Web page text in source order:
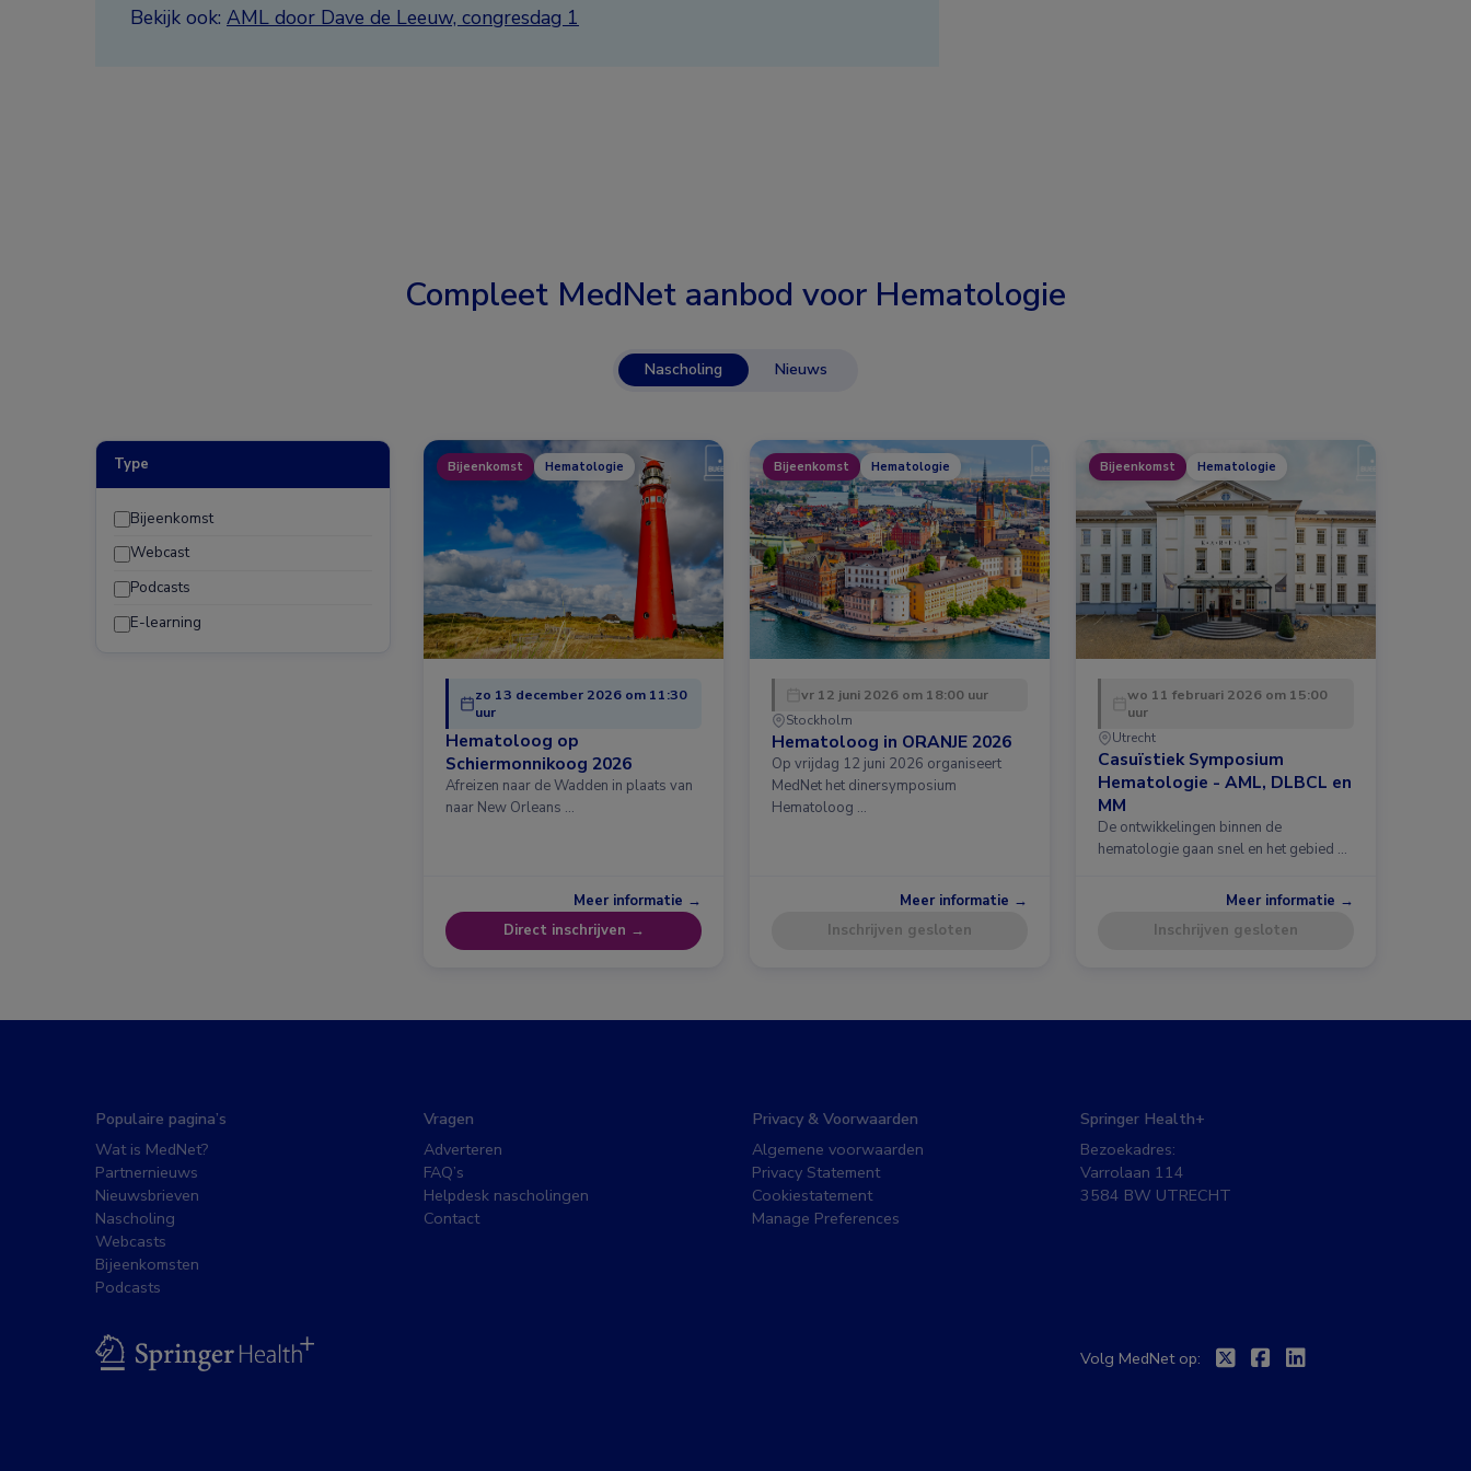
Bekijk ook: AML door Dave de Leeuw, congresdag 1
Compleet MedNet aanbod voor Hematologie
Nascholing Nieuws
Type
Bijeenkomst
Webcast
Podcasts
E-learning
Bijeenkomst Hematologie
zo 13 december 2026 om 11:30
uur
Hematoloog op
Schiermonnikoog 2026
Afreizen naar de Wadden in plaats van
naar New Orleans …
Meer informatie →
Direct inschrijven →
Bijeenkomst Hematologie
vr 12 juni 2026 om 18:00 uur
Stockholm
Hematoloog in ORANJE 2026
Op vrijdag 12 juni 2026 organiseert
MedNet het dinersymposium
Hematoloog …
Meer informatie →
Inschrijven gesloten
Bijeenkomst Hematologie
wo 11 februari 2026 om 15:00
uur
Utrecht
Casuïstiek Symposium
Hematologie - AML, DLBCL en
MM
De ontwikkelingen binnen de
hematologie gaan snel en het gebied …
Meer informatie →
Inschrijven gesloten
Populaire pagina’s
Wat is MedNet?
Partnernieuws
Nieuwsbrieven
Nascholing
Webcasts
Bijeenkomsten
Podcasts
Vragen
Adverteren
FAQ’s
Helpdesk nascholingen
Contact
Privacy & Voorwaarden
Algemene voorwaarden
Privacy Statement
Cookiestatement
Manage Preferences
Springer Health+
Bezoekadres:
Varrolaan 114
3584 BW UTRECHT
BSL
Volg MedNet op: TwitterFacebook
Linkedin